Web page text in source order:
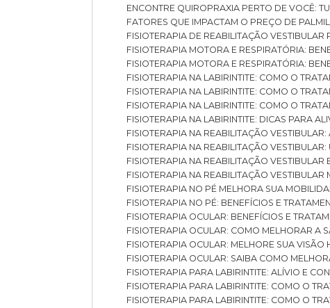
ENCONTRE QUIROPRAXIA PERTO DE VOCÊ:
FATORES QUE IMPACTAM O PREÇO DE
FISIOTERAPIA DE REABILITAÇÃO
FISIOTERAPIA MOTORA E RESPIRATÓRIA:
FISIOTERAPIA MOTORA E RESPIRATÓRIA:
FISIOTERAPIA NA LABIRINTITE: COMO O
FISIOTERAPIA NA LABIRINTITE: COMO O
FISIOTERAPIA NA LABIRINTITE: COMO O
FISIOTERAPIA NA LABIRINTITE: DICAS PARA
FISIOTERAPIA NA REABILITAÇÃO
FISIOTERAPIA NA REABILITAÇÃO
FISIOTERAPIA NA REABILITAÇÃO VESTIBULAR
FISIOTERAPIA NA REABILITAÇÃO
FISIOTERAPIA NO PÉ MELHORA SUA
FISIOTERAPIA NO PÉ: BENEFÍCIOS E
FISIOTERAPIA OCULAR: BENEFÍCIOS E
FISIOTERAPIA OCULAR: COMO MELHORAR A
FISIOTERAPIA OCULAR: MELHORE SUA VISÃO
FISIOTERAPIA OCULAR: SAIBA COMO
FISIOTERAPIA PARA LABIRINTITE: ALÍVIO E
FISIOTERAPIA PARA LABIRINTITE: COMO O
FISIOTERAPIA PARA LABIRINTITE: COMO O